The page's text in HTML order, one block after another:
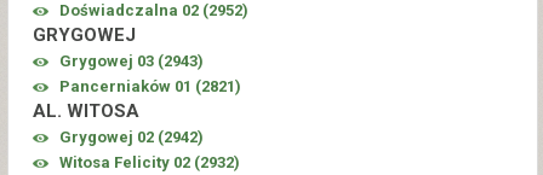
Doświadczalna 02 (2952)
GRYGOWEJ
Grygowej 03 (2943)
Pancerniaków 01 (2821)
AL. WITOSA
Grygowej 02 (2942)
Witosa Felicity 02 (2932)